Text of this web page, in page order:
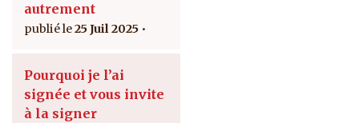
autrement
25 Juil 2025
Pourquoi je l’ai
signée et vous invite
à la signer